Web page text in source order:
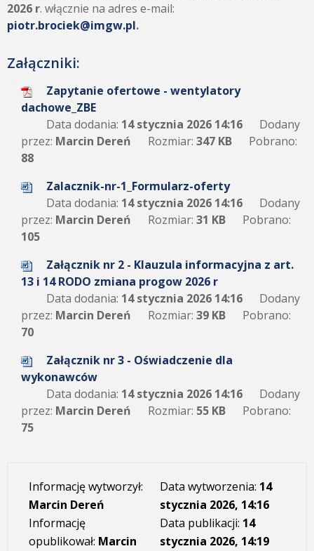
2026 r. włącznie na adres e-mail:
piotr.brociek@imgw.pl.
Załączniki:
Zapytanie ofertowe - wentylatory
dachowe_ZBE
Data dodania: 14 stycznia 2026 14:16
Dodany
przez: Marcin Dereń Rozmiar: 347 KB
Pobrano:
88
Zalacznik-nr-1_Formularz-oferty
Data dodania: 14 stycznia 2026 14:16
Dodany
przez: Marcin Dereń Rozmiar: 31 KB
Pobrano:
105
Załącznik nr 2 - Klauzula informacyjna z art.
13 i 14 RODO zmiana progow 2026 r
Data dodania: 14 stycznia 2026 14:16
Dodany
przez: Marcin Dereń Rozmiar: 39 KB
Pobrano:
70
Załącznik nr 3 - Oświadczenie dla
wykonawców
Data dodania: 14 stycznia 2026 14:16
Dodany
przez: Marcin Dereń Rozmiar: 55 KB
Pobrano:
75
Informację wytworzył:
Marcin Dereń
Informację
opublikował: Marcin
Data wytworzenia: 14
stycznia 2026, 14:16
Data publikacji: 14
stycznia 2026, 14:19